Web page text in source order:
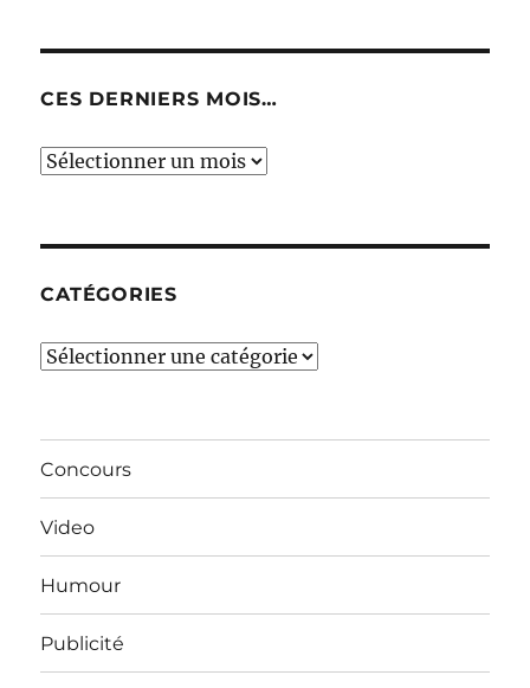
CES DERNIERS MOIS…
Ces
CATÉGORIES
Catégories
Concours
Video
Humour
Publicité